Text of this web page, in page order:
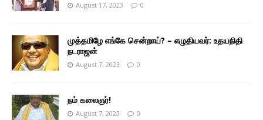
August 17, 2023 0
முத்தமிழே எங்கே சென்றாய்? – எழுதியவர்: உதயநிதி
நடராஜன்
August 7, 2023 0
நம் கலைஞர்!
August 7, 2023 0